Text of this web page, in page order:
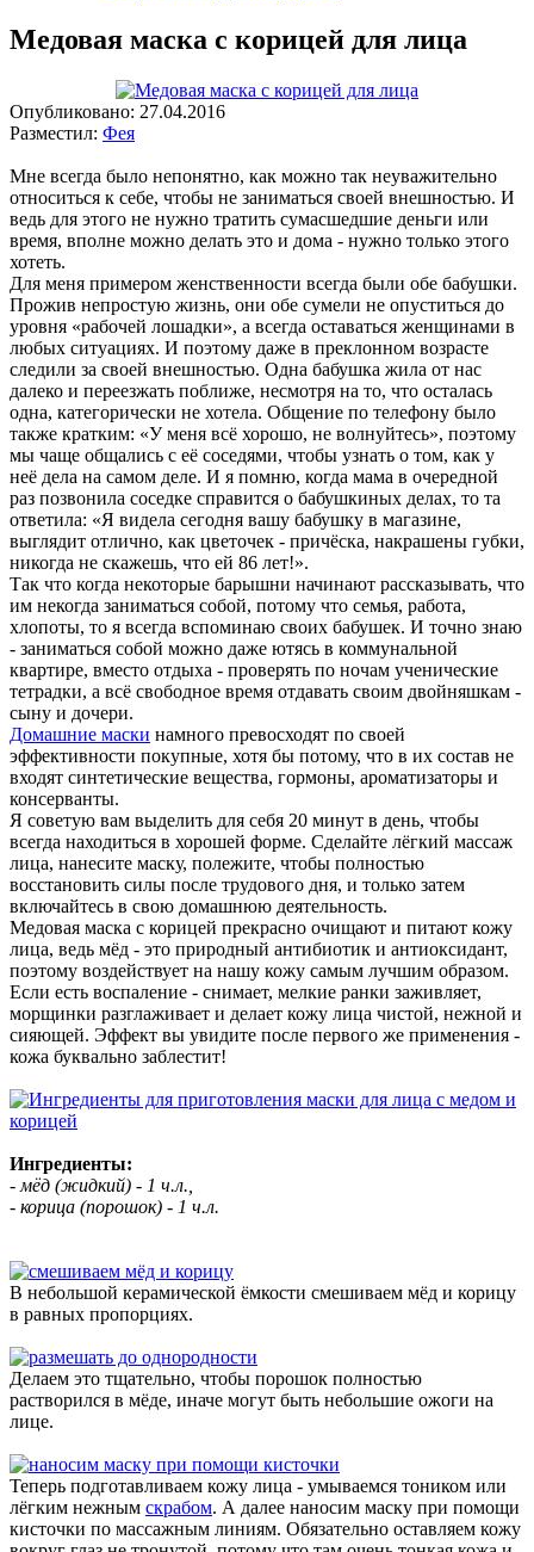
Медовая маска с корицей для лица
Опубликовано: 27.04.2016
Разместил: Фея
Мне всегда было непонятно, как можно так неуважительно
относиться к себе, чтобы не заниматься своей внешностью. И
ведь для этого не нужно тратить сумасшедшие деньги или
время, вполне можно делать это и дома - нужно только этого
хотеть.
Для меня примером женственности всегда были обе бабушки.
Прожив непростую жизнь, они обе сумели не опуститься до
уровня «рабочей лошадки», а всегда оставаться женщинами в
любых ситуациях. И поэтому даже в преклонном возрасте
следили за своей внешностью. Одна бабушка жила от нас
далеко и переезжать поближе, несмотря на то, что осталась
одна, категорически не хотела. Общение по телефону было
также кратким: «У меня всё хорошо, не волнуйтесь», поэтому
мы чаще общались с её соседями, чтобы узнать о том, как у
неё дела на самом деле. И я помню, когда мама в очередной
раз позвонила соседке справится о бабушкиных делах, то та
ответила: «Я видела сегодня вашу бабушку в магазине,
выглядит отлично, как цветочек - причёска, накрашены губки,
никогда не скажешь, что ей 86 лет!».
Так что когда некоторые барышни начинают рассказывать, что
им некогда заниматься собой, потому что семья, работа,
хлопоты, то я всегда вспоминаю своих бабушек. И точно знаю
- заниматься собой можно даже ютясь в коммунальной
квартире, вместо отдыха - проверять по ночам ученические
тетрадки, а всё свободное время отдавать своим двойняшкам -
сыну и дочери.
Домашние маски намного превосходят по своей
эффективности покупные, хотя бы потому, что в их состав не
входят синтетические вещества, гормоны, ароматизаторы и
консерванты.
Я советую вам выделить для себя 20 минут в день, чтобы
всегда находиться в хорошей форме. Сделайте лёгкий массаж
лица, нанесите маску, полежите, чтобы полностью
восстановить силы после трудового дня, и только затем
включайтесь в свою домашнюю деятельность.
Медовая маска с корицей прекрасно очищают и питают кожу
лица, ведь мёд - это природный антибиотик и антиоксидант,
поэтому воздействует на нашу кожу самым лучшим образом.
Если есть воспаление - снимает, мелкие ранки заживляет,
морщинки разглаживает и делает кожу лица чистой, нежной и
сияющей. Эффект вы увидите после первого же применения -
кожа буквально заблестит!
Ингредиенты:
- мёд (жидкий) - 1 ч.л.,
- корица (порошок) - 1 ч.л.
В небольшой керамической ёмкости смешиваем мёд и корицу
в равных пропорциях.
Делаем это тщательно, чтобы порошок полностью
растворился в мёде, иначе могут быть небольшие ожоги на
лице.
Теперь подготавливаем кожу лица - умываемся тоником или
лёгким нежным скрабом. А далее наносим маску при помощи
кисточки по массажным линиям. Обязательно оставляем кожу